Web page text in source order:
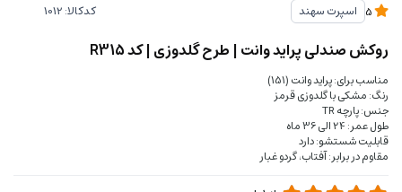
اسپرت سهند کدکالا:
روکش صندلی پراید وانت | طرح گلدوزی | کد R315
مناسب برای: پراید وانت (151)
رنگ: مشکی با گلدوزی قرمز
جنس: پارچه TR
طول عمر: 24 الی 36 ماه
قابلیت شستشو: دارد
مقاوم در برابر: آفتاب، گردو غبار